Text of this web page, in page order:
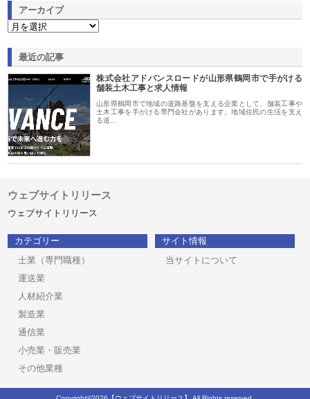
アーカイブ
最近の記事
株式会社アドバンスロードが山形県鶴岡市で手がける
舗装土木工事と求人情報
山形県鶴岡市で地域の道路基盤を支える企業として、舗装工事や
土木工事を手がける専門会社があります。地域住民の生活を支え
る道…
ウェブサイトリリース
ウェブサイトリリース
カテゴリー
士業（専門職種）
運送業
人材紹介業
製造業
通信業
小売業・販売業
その他業種
サイト情報
当サイトについて